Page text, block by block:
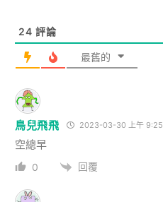
24 評論
最舊的
鳥兒飛飛 2023-03-30 上午 9:25
空總早
0 回覆